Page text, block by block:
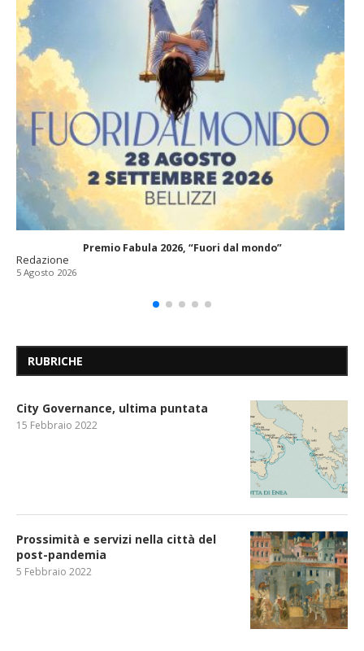
Premio Fabula 2026, “Fuori dal mondo”
Redazione
5 Agosto 2026
RUBRICHE
City Governance, ultima puntata
15 Febbraio 2022
Prossimità e servizi nella città del
post-pandemia
5 Febbraio 2022